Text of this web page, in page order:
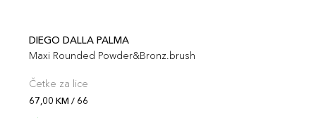
DIEGO DALLA PALMA
Maxi Rounded Powder&Bronz.brush
Četke za lice
67,00 KM / 66